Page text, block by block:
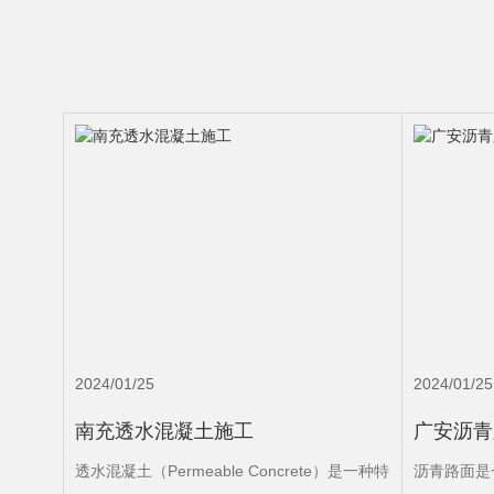
2024/01/25
南充透水混凝土施工
透水混凝土（Permeable Concrete）是一种特
2024/01/25
广安沥
沥青路面